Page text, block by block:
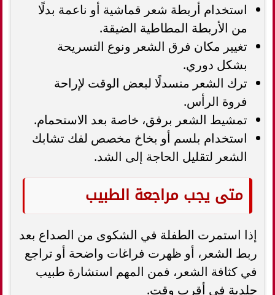
استخدام أربطة شعر قماشية أو ناعمة بدلًا
من الأربطة المطاطية الضيقة.
تغيير مكان فرق الشعر ونوع التسريحة
بشكل دوري.
ترك الشعر منسدلًا لبعض الوقت لإراحة
فروة الرأس.
تمشيط الشعر برفق، خاصة بعد الاستحمام.
استخدام بلسم أو بخاخ مخصص لفك تشابك
الشعر لتقليل الحاجة إلى الشد.
متى يجب مراجعة الطبيب
إذا استمرت الطفلة في الشكوى من الصداع بعد
ربط الشعر، أو ظهرت فراغات واضحة أو تراجع
في كثافة الشعر، فمن المهم استشارة طبيب
جلدية في أقرب وقت.